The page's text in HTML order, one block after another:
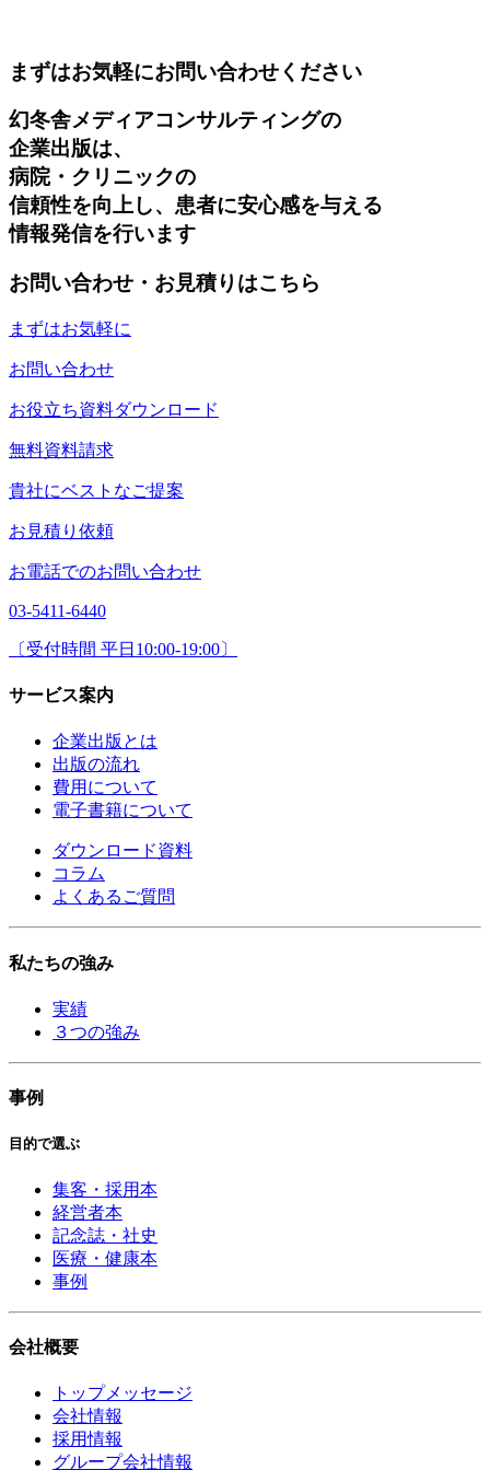
まずはお気軽にお問い合わせください
幻冬舎メディアコンサルティングの
企業出版は、
病院・クリニックの
信頼性を向上し、患者に安心感を与える
情報発信を行います
お問い合わせ・お見積りはこちら
まずはお気軽に
お問い合わせ
お役立ち資料ダウンロード
無料資料請求
貴社にベストなご提案
お見積り依頼
お電話でのお問い合わせ
03-5411-6440
〔受付時間 平日10:00-19:00〕
サービス案内
企業出版とは
出版の流れ
費用について
電子書籍について
ダウンロード資料
コラム
よくあるご質問
私たちの強み
実績
３つの強み
事例
目的で選ぶ
集客・採用本
経営者本
記念誌・社史
医療・健康本
事例
会社概要
トップメッセージ
会社情報
採用情報
グループ会社情報